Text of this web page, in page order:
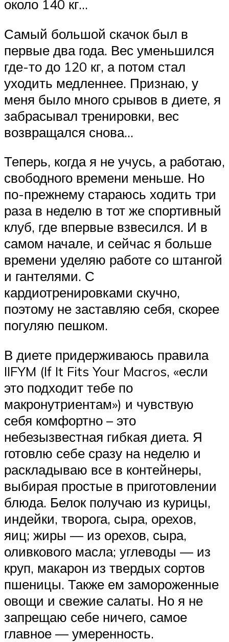
около 140 кг…
Самый большой скачок был в
первые два года. Вес уменьшился
где-то до 120 кг, а потом стал
уходить медленнее. Признаю, у
меня было много срывов в диете, я
забрасывал тренировки, вес
возвращался снова…
Теперь, когда я не учусь, а работаю,
свободного времени меньше. Но
по-прежнему стараюсь ходить три
раза в неделю в тот же спортивный
клуб, где впервые взвесился. И в
самом начале, и сейчас я больше
времени уделяю работе со штангой
и гантелями. С
кардиотренировками скучно,
поэтому не заставляю себя, скорее
погуляю пешком.
В диете придерживаюсь правила
IIFYM (If It Fits Your Macros, «если
это подходит тебе по
макронутриентам») и чувствую
себя комфортно – это
небезызвестная гибкая диета. Я
готовлю себе сразу на неделю и
раскладываю все в контейнеры,
выбирая простые в приготовлении
блюда. Белок получаю из курицы,
индейки, творога, сыра, орехов,
яиц; жиры — из орехов, сыра,
оливкового масла; углеводы — из
круп, макарон из твердых сортов
пшеницы. Также ем замороженные
овощи и свежие салаты. Но я не
запрещаю себе ничего, самое
главное — умеренность.